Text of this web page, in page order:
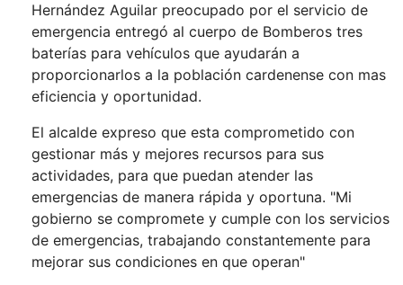
Hernández Aguilar preocupado por el servicio de
emergencia entregó al cuerpo de Bomberos tres
baterías para vehículos que ayudarán a
proporcionarlos a la población cardenense con mas
eficiencia y oportunidad.
El alcalde expreso que esta comprometido con
gestionar más y mejores recursos para sus
actividades, para que puedan atender las
emergencias de manera rápida y oportuna. "Mi
gobierno se compromete y cumple con los servicios
de emergencias, trabajando constantemente para
mejorar sus condiciones en que operan"